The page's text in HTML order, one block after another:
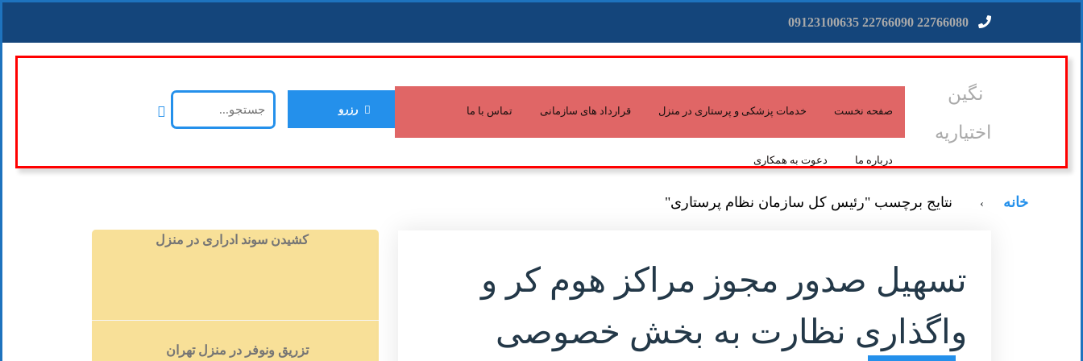
نگین
اختیاریه
صفحه نخست خدمات پزشکی و پرستاری در منزل قرارداد های سازمانی تماس با ما
درباره ما دعوت به همکاری
رزرو
خانه › نتایج برچسب "رئیس کل سازمان نظام پرستاری"
تسهیل صدور مجوز مراکز هوم کر و
واگذاری نظارت به بخش خصوصی
کشیدن سوند ادراری در منزل
تزریق ونوفر در منزل تهران